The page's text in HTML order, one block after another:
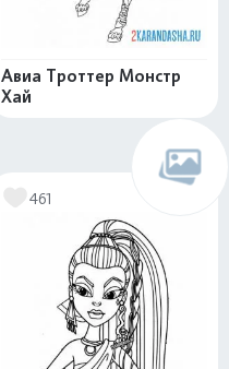
Авиа Троттер Монстр
Хай
461